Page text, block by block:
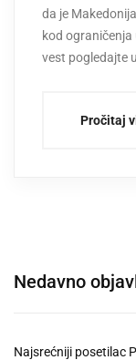
da je
kod ograničenja
vest pogledajte
Pročitaj
Nedavno
Najsrećniji posetilac